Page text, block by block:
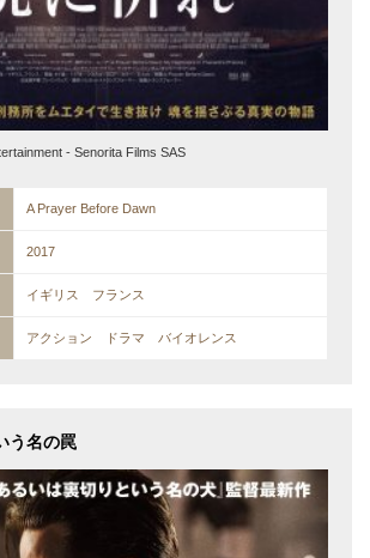
- Senorita Films SAS
A Prayer Before Dawn
2017
イギリス フランス
アクション ドラマ バイオレンス
う名の罠